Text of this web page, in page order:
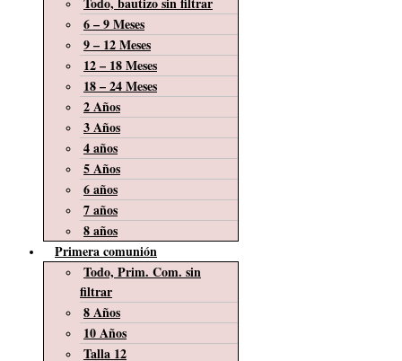
6 – 9 Meses
9 – 12 Meses
12 – 18 Meses
18 – 24 Meses
2 Años
3 Años
4 años
5 Años
6 años
7 años
8 años
Primera comunión
Todo, Prim. Com. sin
filtrar
8 Años
10 Años
Talla 12